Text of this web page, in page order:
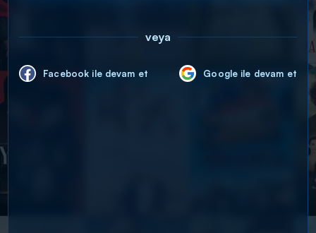
veya
Facebook ile devam et Google ile devam et